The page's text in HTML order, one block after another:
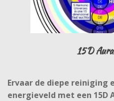
15D
Ervaar de diepe reiniging
energieveld met een 15D